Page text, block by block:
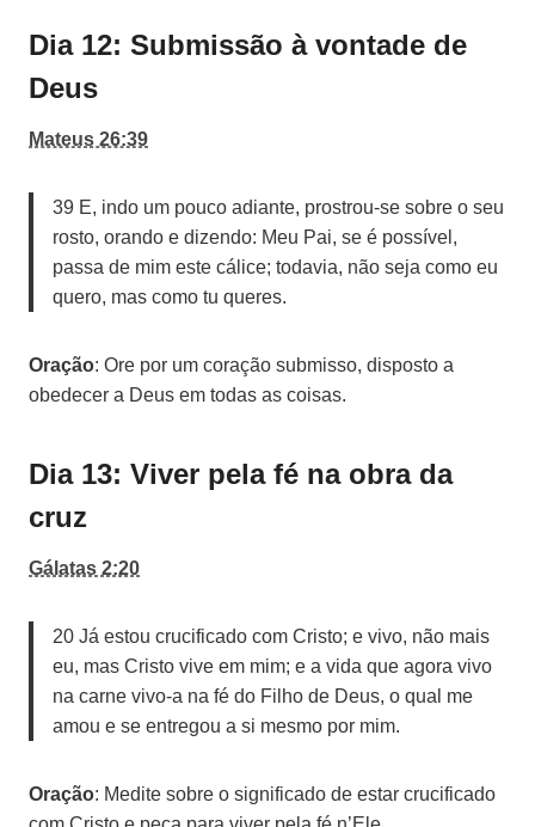
Dia 12: Submissão à vontade de
Deus
Mateus 26:39
39 E, indo um pouco adiante, prostrou-se sobre o seu
rosto, orando e dizendo: Meu Pai, se é possível,
passa de mim este cálice; todavia, não seja como eu
quero, mas como tu queres.
Oração: Ore por um coração submisso, disposto a
obedecer a Deus em todas as coisas.
Dia 13: Viver pela fé na obra da
cruz
Gálatas 2:20
20 Já estou crucificado com Cristo; e vivo, não mais
eu, mas Cristo vive em mim; e a vida que agora vivo
na carne vivo-a na fé do Filho de Deus, o qual me
amou e se entregou a si mesmo por mim.
Oração: Medite sobre o significado de estar crucificado